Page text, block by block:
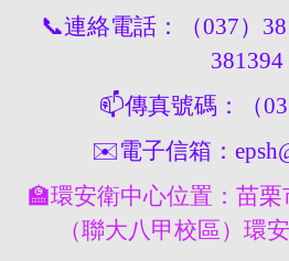
📞連絡電話：（037）
381394
📫傳真號碼：（
✉電子信箱：
🏫環安衛中心位置：苗
（聯大八甲校區）環